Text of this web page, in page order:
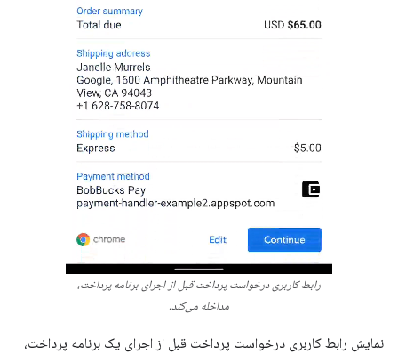
رابط کاربری درخواست پرداخت قبل از اجرای برنامه پرداخت،
مداخله می‌کند.
نمایش رابط کاربری درخواست پرداخت قبل از اجرای یک برنامه پرداخت،